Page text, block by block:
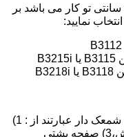
در صورتی که واحد شما دارای دودکش 15 سانتی تو کار می باشد بر
نمایید:
قطعات ساختمان آب گرم کن های دیواری شمعک دار عبارتند از : 1)
کلاهک تعدیل،2) کلاهک تعدیل جریان دودکش،3) صفحه پشتی